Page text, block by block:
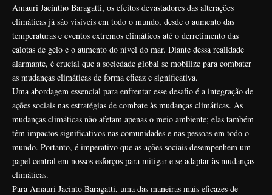
Amauri Jacintho Baragatti, os efeitos devastadores das alterações
climáticas já são visíveis em todo o mundo, desde o aumento das
temperaturas e eventos extremos climáticos até o derretimento das
calotas de gelo e o aumento do nível do mar. Diante dessa realidade
alarmante, é crucial que a sociedade global se mobilize para combater
as mudanças climáticas de forma eficaz e significativa.
Uma abordagem essencial para enfrentar esse desafio é a integração de
ações sociais nas estratégias de combate às mudanças climáticas. As
mudanças climáticas não afetam apenas o meio ambiente; elas também
têm impactos significativos nas comunidades e nas pessoas em todo o
mundo. Portanto, é imperativo que as ações sociais desempenhem um
papel central em nossos esforços para mitigar e se adaptar às mudanças
climáticas.
Para Amauri Jacinto Baragatti, uma das maneiras mais eficazes de